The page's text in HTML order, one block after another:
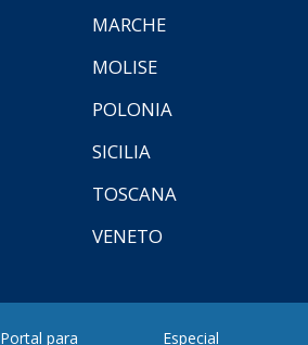
MARCHE
MOLISE
POLONIA
SICILIA
TOSCANA
VENETO
Portal para
Especial